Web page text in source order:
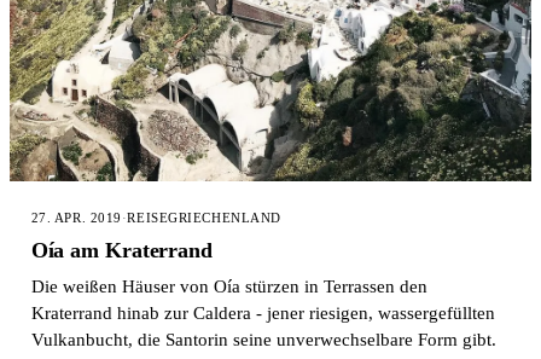
27. APR. 2019 ·REISEGRIECHENLAND
Oía am Kraterrand
Die weißen Häuser von Oía stürzen in Terrassen den
Kraterrand hinab zur Caldera - jener riesigen, wassergefüllten
Vulkanbucht, die Santorin seine unverwechselbare Form gibt.